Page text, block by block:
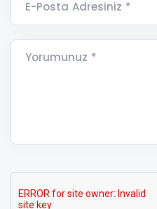
E-Posta Adresiniz *
Yorumunuz *